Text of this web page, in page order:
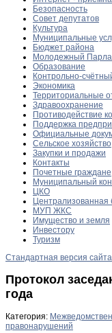
Безопасность
Совет депутатов
Культура
Муниципальные
Бюджет района
Молодежный
Образование
Контрольно-
Экономика
Территориальные
Здравоохранение
Противодействие
Поддержка
Официальные
Сельское хозяйство
Закупки и продажи
Контакты
Почетные граждане
Муниципальный
ЦКО
Централизованная
МУП ЖКС
Имущество и земля
Инвестору
Туризм
Стандартная версия сайта
Протокол
года
Категория:
правонарушений